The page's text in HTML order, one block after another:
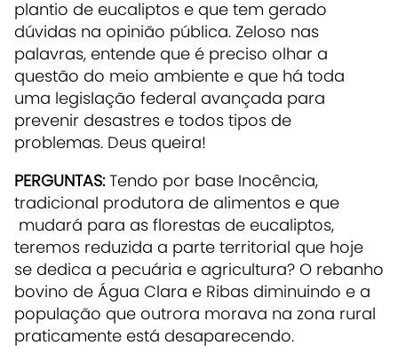
plantio de eucaliptos e que tem gerado
dúvidas na opinião pública. Zeloso nas
palavras, entende que é preciso olhar a
questão do meio ambiente e que há toda
uma legislação federal avançada para
prevenir desastres e todos tipos de
problemas. Deus queira!
PERGUNTAS: Tendo por base Inocência,
tradicional produtora de alimentos e que
mudará para as florestas de eucaliptos,
teremos reduzida a parte territorial que hoje
se dedica a pecuária e agricultura? O rebanho
bovino de Água Clara e Ribas diminuindo e a
população que outrora morava na zona rural
praticamente está desaparecendo.